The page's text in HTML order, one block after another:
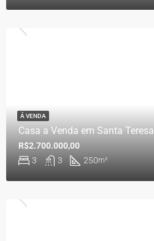
Casa a Venda em Santa Teresa
3 3 250m²
R$2.700.000,00
Á VENDA